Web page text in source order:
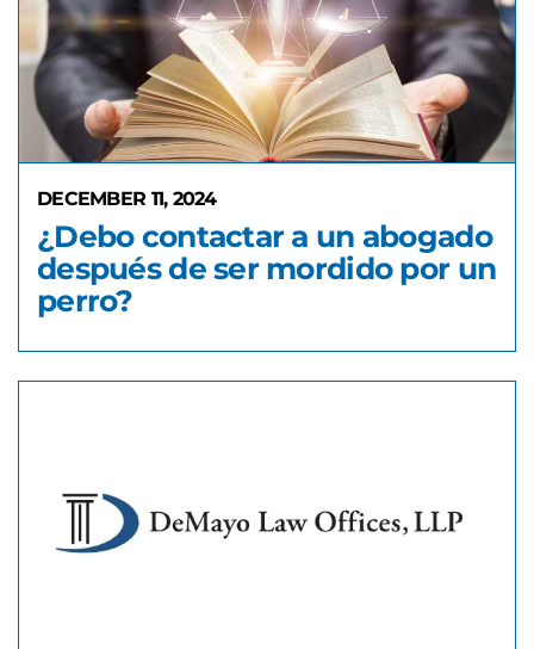
DECEMBER 11, 2024
¿Debo contactar a un abogado
después de ser mordido por un
perro?